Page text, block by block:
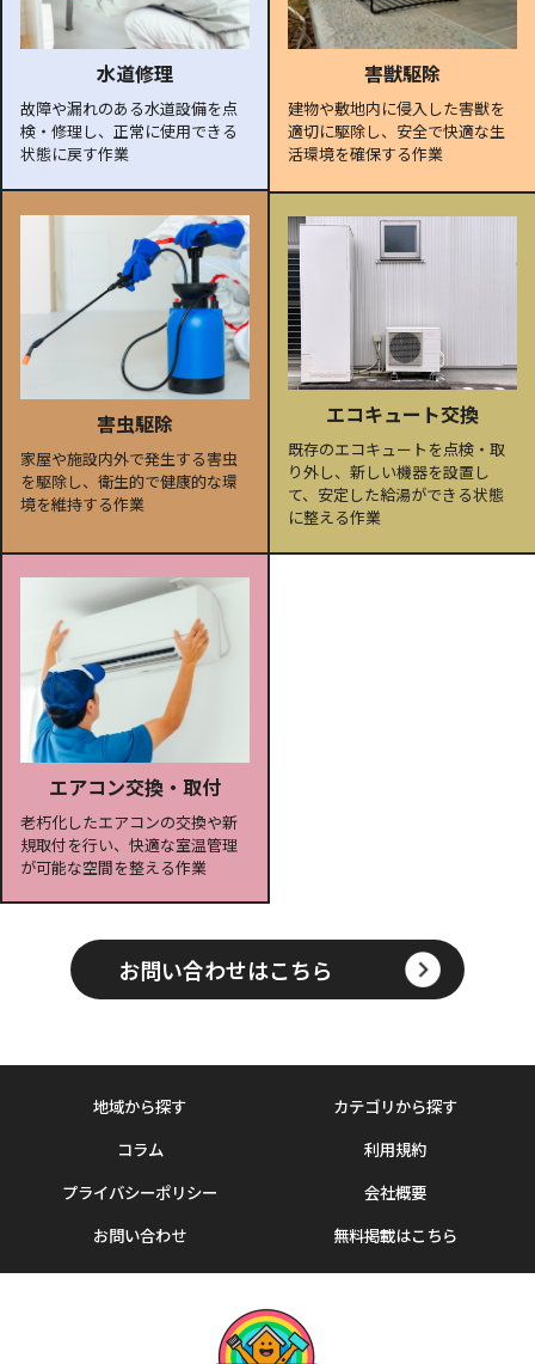
水道修理
故障や漏れのある水道設備を点
検・修理し、正常に使用できる
状態に戻す作業
害獣駆除
建物や敷地内に侵入した害獣を
適切に駆除し、安全で快適な生
活環境を確保する作業
害虫駆除
家屋や施設内外で発生する害虫
を駆除し、衛生的で健康的な環
境を維持する作業
エコキュート交換
既存のエコキュートを点検・取
り外し、新しい機器を設置し
て、安定した給湯ができる状態
に整える作業
エアコン交換・取付
老朽化したエアコンの交換や新
規取付を行い、快適な室温管理
が可能な空間を整える作業
お問い合わせはこちら
地域から探す
カテゴリから探す
コラム
利用規約
プライバシーポリシー
会社概要
お問い合わせ
無料掲載はこちら